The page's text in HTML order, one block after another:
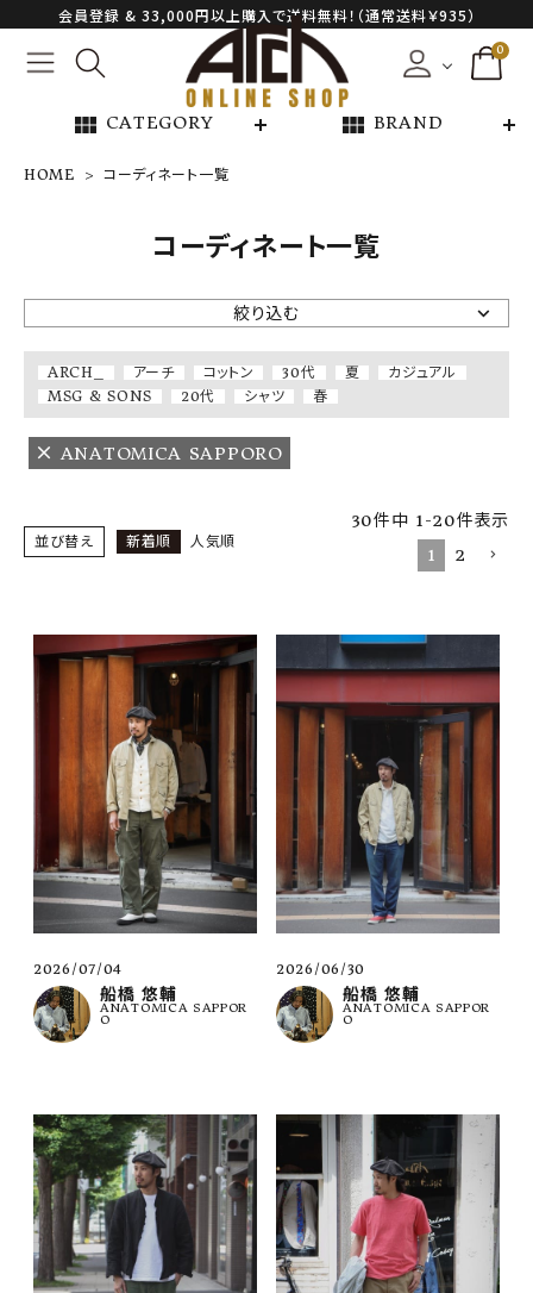
会員登録 & 33,000円以上購入で送料無料！（通常送料￥935）
0
view_module CATEGORY view_module BRAND
NEW ARRIVAL
ARCH EXCLUSIVE
BRAND
CATEGORY
SHOP
ご利用ガイド
プライバシーポリシー
特定商取引法について
お問い合わせ
OFFICIAL WEB SITE
ACCOUNT MENU
ようこそ ゲスト 様
meeting_room ログイン 会員登録
HOME コーディネート一覧
コーディネート一覧
絞り込む
ARCH_ アーチ コットン 30代 夏
カジュアル
MSG & SONS
20代 シャツ 春
ANATOMICA SAPPORO
並び替え 新着順 人気順
30件中 1-20件表示
1
2
2026/07/04
船橋 悠輔
ANATOMICA SAPPOR
O
2026/06/30
船橋 悠輔
ANATOMICA SAPPOR
O